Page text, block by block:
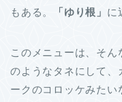
もある。
「ゆり根」 に
このメニューは、そ
のようなタネにして、
ークのコロッケみたい